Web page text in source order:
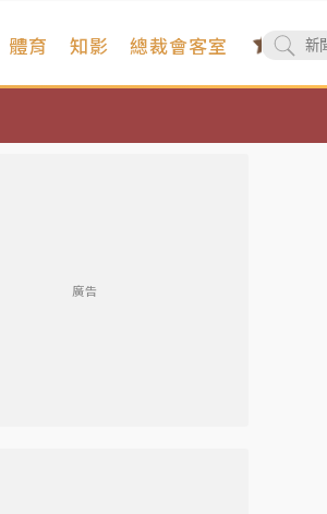
體育 知影 總裁會客室
廣告